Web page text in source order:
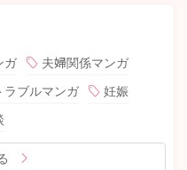
ガ
夫婦関係マンガ
ラブルマンガ
妊娠